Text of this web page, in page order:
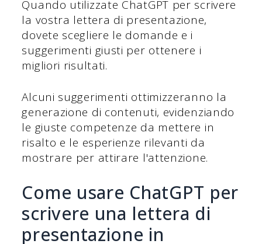
Quando utilizzate ChatGPT per scrivere
la vostra lettera di presentazione,
dovete scegliere le domande e i
suggerimenti giusti per ottenere i
migliori risultati.
Alcuni suggerimenti ottimizzeranno la
generazione di contenuti, evidenziando
le giuste competenze da mettere in
risalto e le esperienze rilevanti da
mostrare per attirare l'attenzione.
Come usare ChatGPT per
scrivere una lettera di
presentazione in